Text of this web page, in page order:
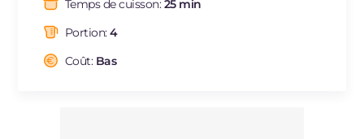
NL
Temps de cuisson:25 min
Portion:4
Coût: Bas